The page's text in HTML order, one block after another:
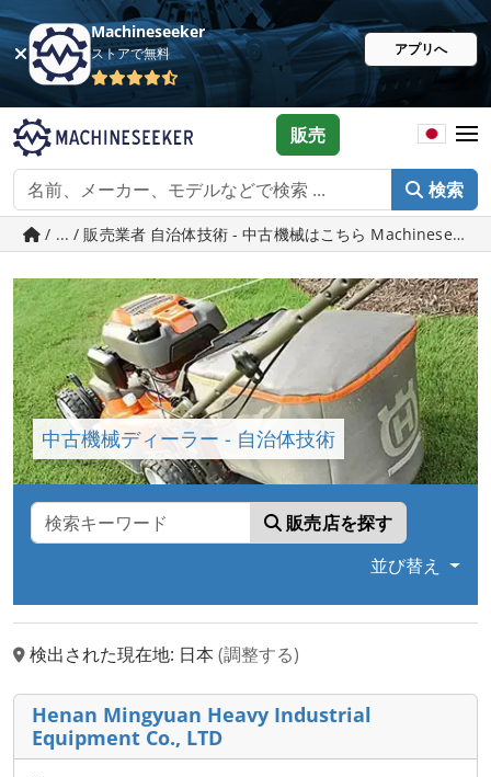
Machineseeker
ストアで無料 アプリへ
検索
販売
/ ... / 販売業者 自治体技術 - 中古機械はこちら
中古機械ディーラー - 自治体技術
販売店を探す
並び替え
検出された現在地: 日本 (調整する)
Henan Mingyuan Heavy Industrial
Equipment Co., LTD